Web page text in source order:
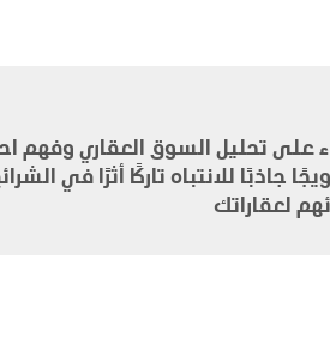
على تحليل السوق العقاري وفهم
جاذبًا للانتباه تاركًا أثرًا في
لعقاراتك